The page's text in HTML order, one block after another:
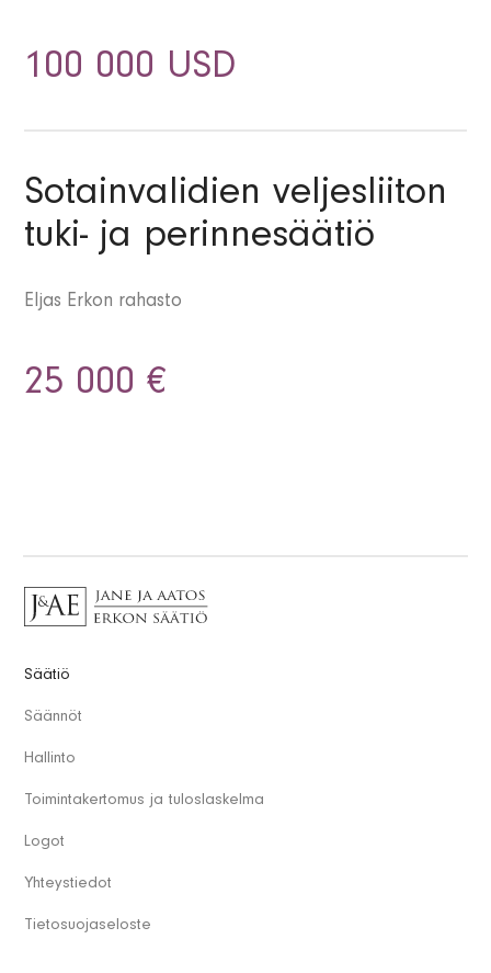
100 000 USD
Sotainvalidien veljesliiton
tuki- ja perinnesäätiö
Eljas Erkon rahasto
25 000 €
Säätiö
Säännöt
Hallinto
Toimintakertomus ja tuloslaskelma
Logot
Yhteystiedot
Tietosuojaseloste